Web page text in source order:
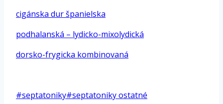
cigánska dur španielska
podhalanská – lydicko-mixolydická
dorsko-frygicka kombinovaná
Post
#septatoniky#septatoniky ostatné